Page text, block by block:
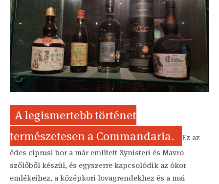
A legismertebb történet
természetesen a Commandaria.
Ez az
édes ciprusi bor a már említett Xynisteri és Mavro
szőlőből készül, és egyszerre kapcsolódik az ókor
emlékeihez, a középkori lovagrendekhez és a mai